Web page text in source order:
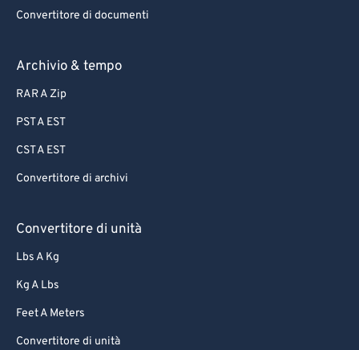
Convertitore di documenti
Archivio & tempo
RAR A Zip
PST A EST
CST A EST
Convertitore di archivi
Convertitore di unità
Lbs A Kg
Kg A Lbs
Feet A Meters
Convertitore di unità